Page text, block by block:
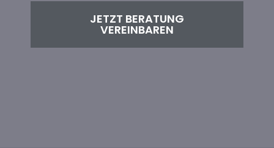
JETZT BERATUNG
VEREINBAREN